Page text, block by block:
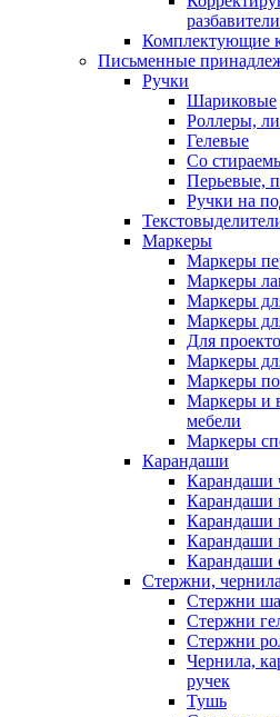
разбавители
Комплектующие
Письменные
Ручки
Шариковые
Роллеры,
Гелевые
Со
Перьевые,
Ручки на
Маркеры
Маркеры
Маркеры
Маркеры
Маркеры
Для
Маркеры
Маркеры по
Маркеры и
мебели
Маркеры
Карандаши
Карандаши
Карандаши
Карандаши
Карандаши
Карандаши
Стержни,
Стержни
Стержни
Стержни
Чернила,
ручек
Тушь